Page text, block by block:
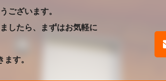
ございます。
したら、まずはお気軽に
す。